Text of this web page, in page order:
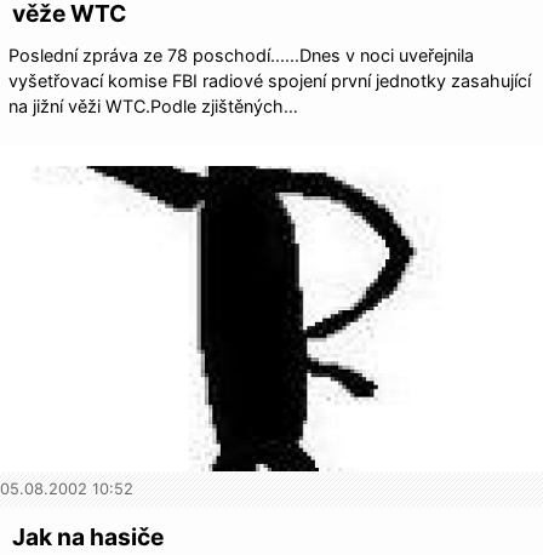
věže WTC
Poslední zpráva ze 78 poschodí......Dnes v noci uveřejnila
vyšetřovací komise FBI radiové spojení první jednotky zasahující
na jižní věži WTC.Podle zjištěných…
05.08.2002 10:52
Jak na hasiče